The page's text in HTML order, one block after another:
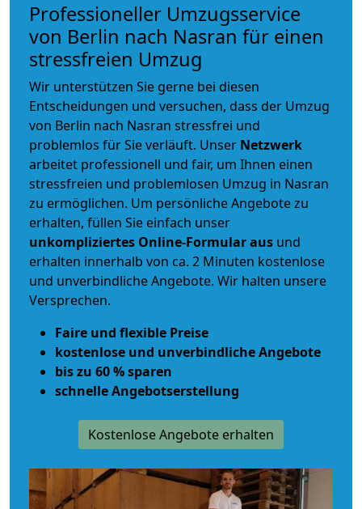
Professioneller Umzugsservice
von Berlin nach Nasran für einen
stressfreien Umzug
Wir unterstützen Sie gerne bei diesen
Entscheidungen und versuchen, dass der Umzug
von Berlin nach Nasran stressfrei und
problemlos für Sie verläuft. Unser Netzwerk
arbeitet professionell und fair, um Ihnen einen
stressfreien und problemlosen Umzug in Nasran
zu ermöglichen. Um persönliche Angebote zu
erhalten, füllen Sie einfach unser
unkompliziertes Online-Formular aus und
erhalten innerhalb von ca. 2 Minuten kostenlose
und unverbindliche Angebote. Wir halten unsere
Versprechen.
Faire und flexible Preise
kostenlose und unverbindliche Angebote
bis zu 60 % sparen
schnelle Angebotserstellung
Kostenlose Angebote erhalten